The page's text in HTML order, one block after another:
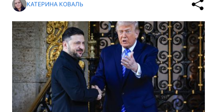
КАТЕРИНА КОВАЛЬ